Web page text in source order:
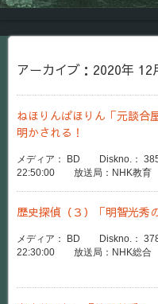
アーカイブ：2020年 12
ねほりんぱほりん「元談
明かされる！
メディア： BD Diskno.：
22:50:00 放送局：NHK教育
歴史探偵（３）「明智光秀
メディア： BD Diskno.：
22:30:00 放送局：NHK総合